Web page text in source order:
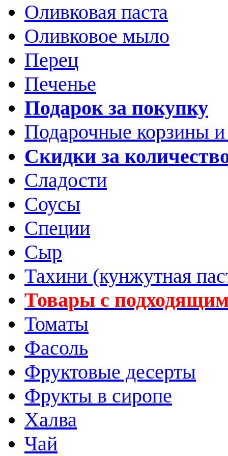
Оливковая паста
Оливковое мыло
Перец
Печенье
Подарок за покупку
Подарочные корзины
Скидки за
Сладости
Соусы
Специи
Сыр
Тахини (кунжутная
Товары с
Томаты
Фасоль
Фруктовые десерты
Фрукты в сиропе
Халва
Чай